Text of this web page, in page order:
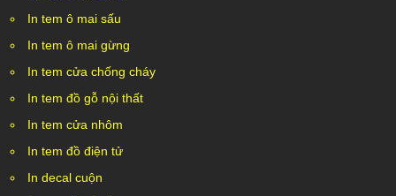
In tem ô mai sấu
In tem ô mai gừng
In tem cửa chống cháy
In tem đồ gỗ nội thất
In tem cửa nhôm
In tem đồ điện tử
In decal cuộn